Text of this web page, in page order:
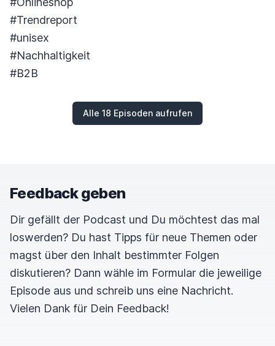
#Trendreport
#unisex
#Nachhaltigkeit
#B2B
Alle 18 Episoden aufrufen
Feedback geben
Dir gefällt der Podcast und Du möchtest das mal
loswerden? Du hast Tipps für neue Themen oder
magst über den Inhalt bestimmter Folgen
diskutieren? Dann wähle im Formular die jeweilige
Episode aus und schreib uns eine Nachricht.
Vielen Dank für Dein Feedback!